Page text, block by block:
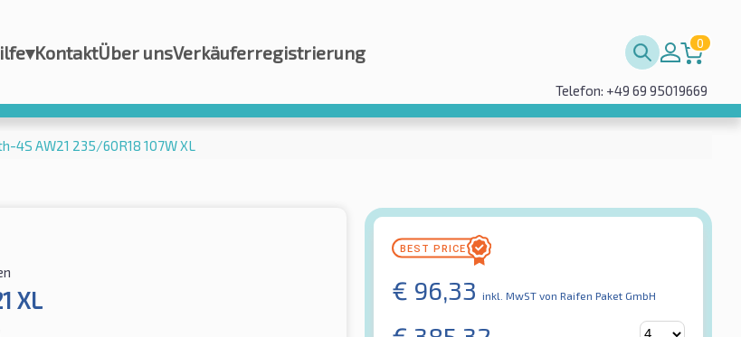
▾KontaktÜber unsVerkäuferregistrierung 0
Telefon: +49 69 95019669
4S AW21 235/60R18 107W XL
XL
€ 96,33 inkl. MwST von Raifen Paket GmbH